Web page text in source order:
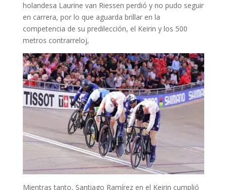
holandesa Laurine van Riessen perdió y no pudo seguir
en carrera, por lo que aguarda brillar en la
competencia de su predilección, el Keirin y los 500
metros contrarreloj,
Mientras tanto, Santiago Ramírez en el Keirin cumplió